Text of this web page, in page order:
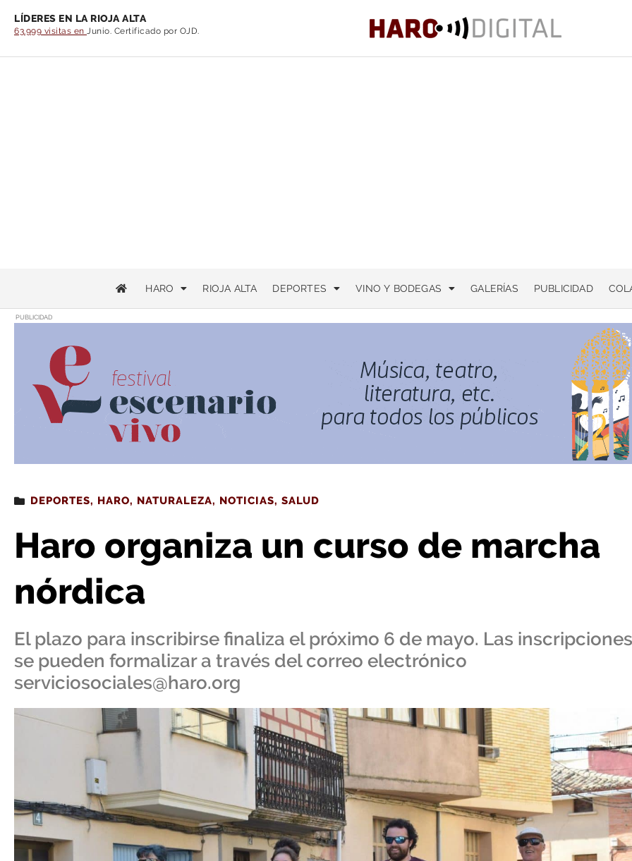
LÍDERES EN LA RIOJA ALTA
63.999 visitas en Junio. Certificado por OJD.
HARO RIOJA ALTA DEPORTES VINO Y BODEGAS GALERÍAS PUBLICIDAD
PUBLICIDAD
Estás leyendo : Haro organiza un curso de marcha nórdica
DEPORTES, HARO, NATURALEZA, NOTICIAS, SALUD
Haro organiza un curso de marcha
nórdica
El plazo para inscribirse finaliza el próximo 6 de mayo. Las inscripciones
se pueden formalizar a través del correo electrónico
serviciosociales@haro.org